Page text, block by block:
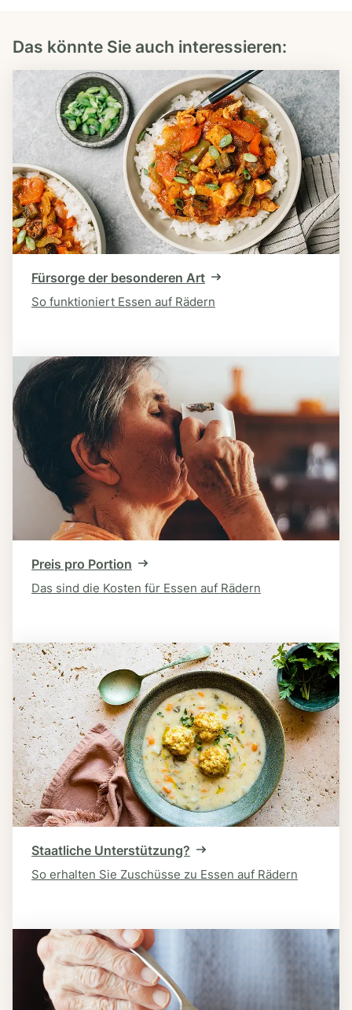
Das könnte Sie auch interessieren:
Fürsorge der besonderen Art
So funktioniert Essen auf Rädern
Preis pro Portion
Das sind die Kosten für Essen auf Rädern
Staatliche Unterstützung?
So erhalten Sie Zuschüsse zu Essen auf Rädern